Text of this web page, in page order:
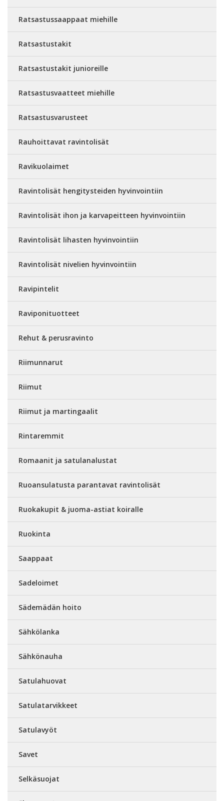
Ratsastussaappaat miehille
Ratsastustakit
Ratsastustakit junioreille
Ratsastusvaatteet miehille
Ratsastusvarusteet
Rauhoittavat ravintolisät
Ravikuolaimet
Ravintolisät hengitysteiden hyvinvointiin
Ravintolisät ihon ja karvapeitteen hyvinvointiin
Ravintolisät lihasten hyvinvointiin
Ravintolisät nivelien hyvinvointiin
Ravipintelit
Raviponituotteet
Rehut & perusravinto
Riimunnarut
Riimut
Riimut ja martingaalit
Rintaremmit
Romaanit ja satulanalustat
Ruoansulatusta parantavat ravintolisät
Ruokakupit & juoma-astiat koiralle
Ruokinta
Saappaat
Sadeloimet
Sädemädän hoito
Sähkölanka
Sähkönauha
Satulahuovat
Satulatarvikkeet
Satulavyöt
Savet
Selkäsuojat